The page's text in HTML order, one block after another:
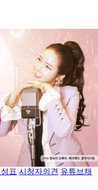
표 시청자의견 유튜브채